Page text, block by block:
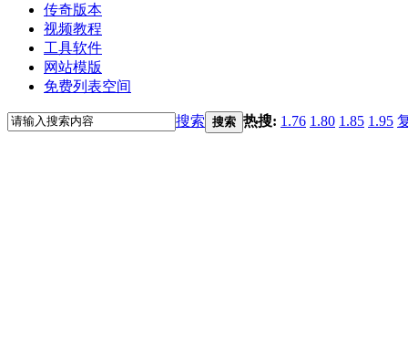
传奇版本
视频教程
工具软件
网站模版
免费列表空间
搜索 搜索 热搜: 1.76 1.80 1.85 1.95